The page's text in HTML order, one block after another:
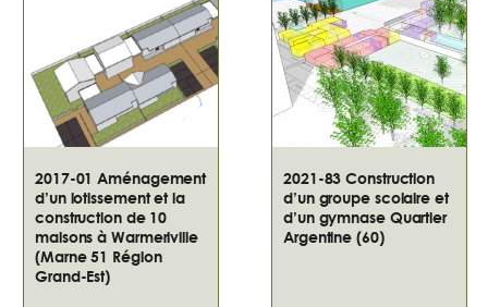
2017-01 Aménagement
d’un lotissement et la
construction de 10
maisons à Warmeriville
(Marne 51 Région
Grand-Est)
2021-83 Construction
d’un groupe scolaire et
d’un gymnase Quartier
Argentine (60)